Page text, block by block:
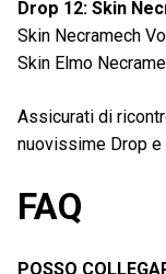
Drop 12: Skin
Skin Necramech
Skin Elmo
Assicurati di
nuovissime Drop
FAQ
POSSO